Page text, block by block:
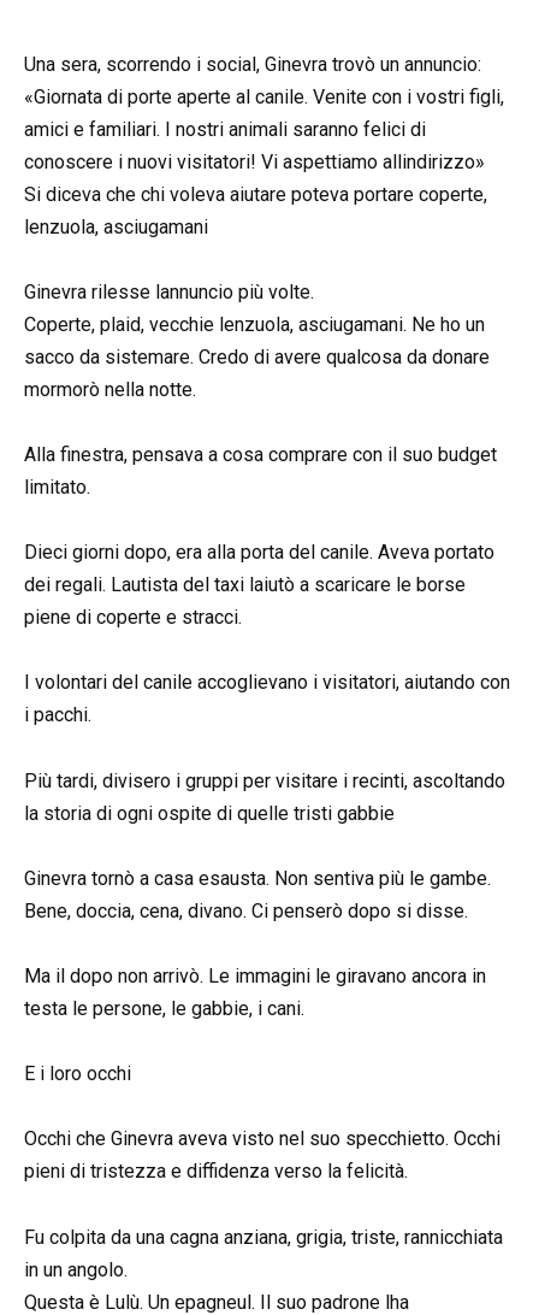
Una sera, scorrendo i social, Ginevra trovò un annuncio:
«Giornata di porte aperte al canile. Venite con i vostri figli,
amici e familiari. I nostri animali saranno felici di
conoscere i nuovi visitatori! Vi aspettiamo allindirizzo»
Si diceva che chi voleva aiutare poteva portare coperte,
lenzuola, asciugamani
Ginevra rilesse lannuncio più volte.
Coperte, plaid, vecchie lenzuola, asciugamani. Ne ho un
sacco da sistemare. Credo di avere qualcosa da donare
mormorò nella notte.
Alla finestra, pensava a cosa comprare con il suo budget
limitato.
Dieci giorni dopo, era alla porta del canile. Aveva portato
dei regali. Lautista del taxi laiutò a scaricare le borse
piene di coperte e stracci.
I volontari del canile accoglievano i visitatori, aiutando con
i pacchi.
Più tardi, divisero i gruppi per visitare i recinti, ascoltando
la storia di ogni ospite di quelle tristi gabbie
Ginevra tornò a casa esausta. Non sentiva più le gambe.
Bene, doccia, cena, divano. Ci penserò dopo si disse.
Ma il dopo non arrivò. Le immagini le giravano ancora in
testa le persone, le gabbie, i cani.
E i loro occhi
Occhi che Ginevra aveva visto nel suo specchietto. Occhi
pieni di tristezza e diffidenza verso la felicità.
Fu colpita da una cagna anziana, grigia, triste, rannicchiata
in un angolo.
Questa è Lulù. Un epagneul. Il suo padrone lha